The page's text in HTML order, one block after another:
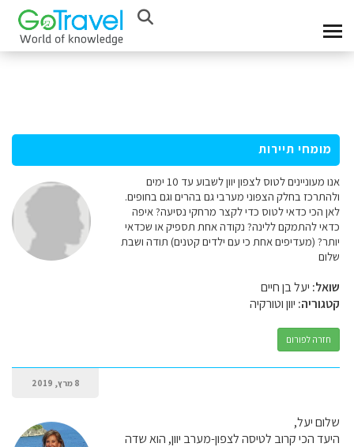
מומחי תיירות
אנו מעוניינים לטוס לצפון יוון לשבוע עד 10 ימים
ולהתרכז בחלק הצפוני מערבי גם בהרים וגם בחופים.
לאן הכי כדאי לטוס כדי לקצר מרחקי נסיעה? איפה
כדאי להתמקם ללינה? נקודה אחת תספיק או שכדאי
יותר? (מעדיפים אחת כי עם ילדים קטנים) תודה ושבת
שלום
שואל: יעל בן חיים
קטגוריה: יוון וטורקיה
חזרה לפורום
8 מרץ, 2019
שלום יעל,
היעד הכי קרוב לטיסה לצפון-מערב יוון, הוא שדה